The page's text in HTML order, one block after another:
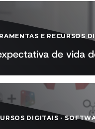
E RECURSOS
de vida
DIGITAIS -